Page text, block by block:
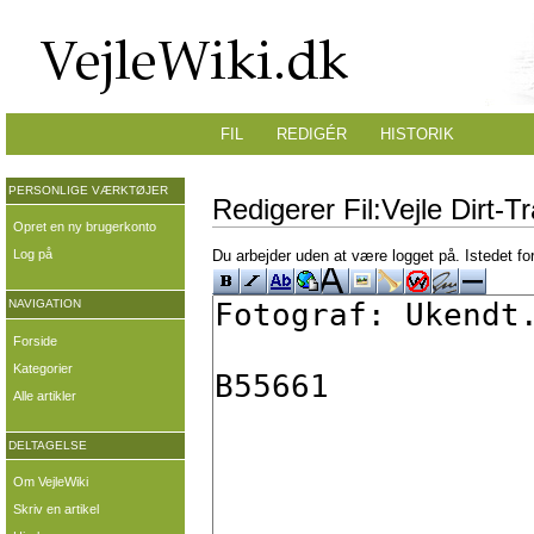
Redigerer Fil:Vejle Dirt-
Du arbejder uden at være logget på. Istedet
FIL REDIGÉR HISTORIK
PERSONLIGE VÆRKTØJER
Opret en ny brugerkonto
Log på
NAVIGATION
Forside
Kategorier
Alle artikler
DELTAGELSE
Om VejleWiki
Skriv en artikel